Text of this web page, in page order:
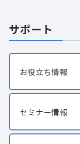
サポート
お役立ち情報
セミナー情報